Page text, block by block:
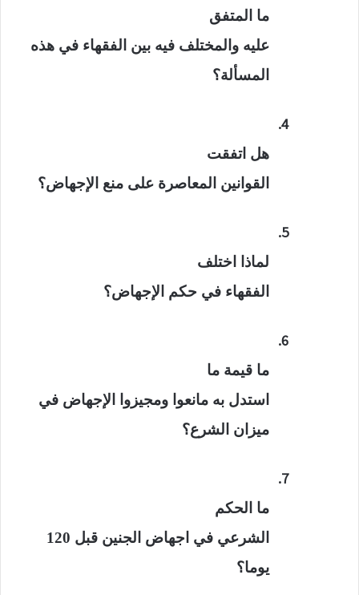
ما المتفق
عليه والمختلف فيه بين الفقهاء في هذه
المسألة؟
4.
هل اتفقت
القوانين المعاصرة على منع الإجهاض؟
5.
لماذا اختلف
الفقهاء في حكم الإجهاض؟
6.
ما قيمة ما
استدل به مانعوا ومجيزوا الإجهاض في
ميزان الشرع؟
7.
ما الحكم
الشرعي في اجهاض الجنين قبل 120
يوما؟